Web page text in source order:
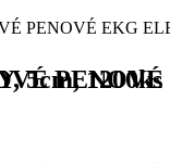
PENOVÉ EKG
ELEKTRÓDY, 5cm, 1200ks